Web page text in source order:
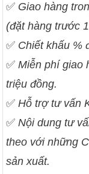
✅ Giao hàng
(đặt hàng trước
✅ Chiết khấu %
✅Miễn phí giao
triệu đồng.
✅Hỗ trợ tư vấn
✅ Nội dung tư
theo với những
sản xuất.